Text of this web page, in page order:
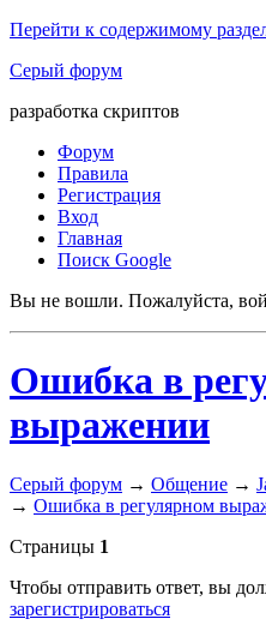
Перейти к содержимому
Серый форум
разработка скриптов
Форум
Правила
Регистрация
Вход
Главная
Поиск Google
Вы не вошли. Пожалуйста,
Ошибка в
выражении
Серый форум → Общение →
→ Ошибка в регулярном
Страницы 1
Чтобы отправить ответ, вы
зарегистрироваться